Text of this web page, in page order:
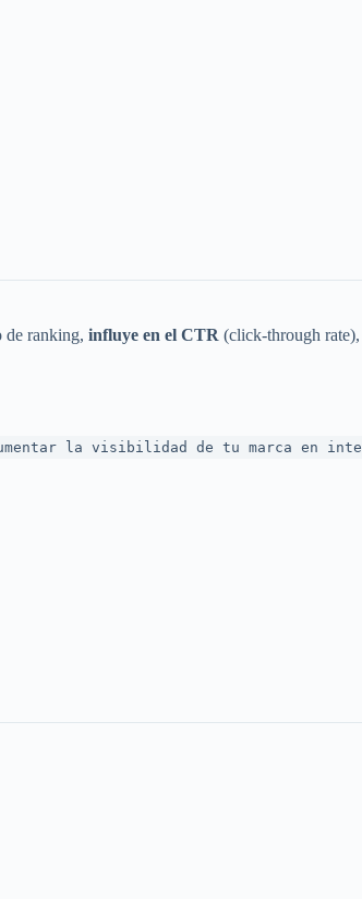
de ranking, influye en el CTR (click-through
la visibilidad de tu marca en